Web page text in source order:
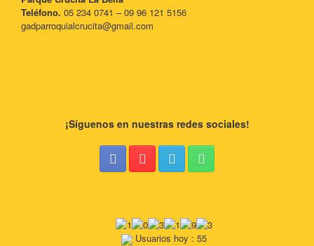
Teléfono. 05 234 0741 – 09 96 121 5156
gadparroquialcrucita@gmail.com
¡Síguenos en nuestras redes sociales!
Usuarios hoy : 55